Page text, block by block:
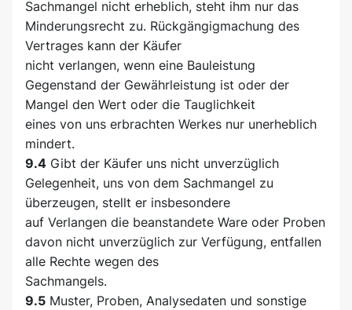
Sachmangel nicht erheblich, steht ihm nur das
Minderungsrecht zu. Rückgängigmachung des
Vertrages kann der Käufer
nicht verlangen, wenn eine Bauleistung
Gegenstand der Gewährleistung ist oder der
Mangel den Wert oder die Tauglichkeit
eines von uns erbrachten Werkes nur unerheblich
mindert.
9.4 Gibt der Käufer uns nicht unverzüglich
Gelegenheit, uns von dem Sachmangel zu
überzeugen, stellt er insbesondere
auf Verlangen die beanstandete Ware oder Proben
davon nicht unverzüglich zur Verfügung, entfallen
alle Rechte wegen des
Sachmangels.
9.5 Muster, Proben, Analysedaten und sonstige